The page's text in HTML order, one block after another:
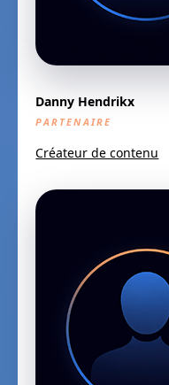
Danny Hendrikx
PARTENAIRE
Créateur de contenu